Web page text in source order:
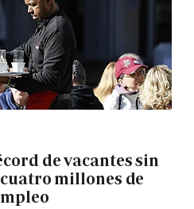
de vacantes sin
millones de